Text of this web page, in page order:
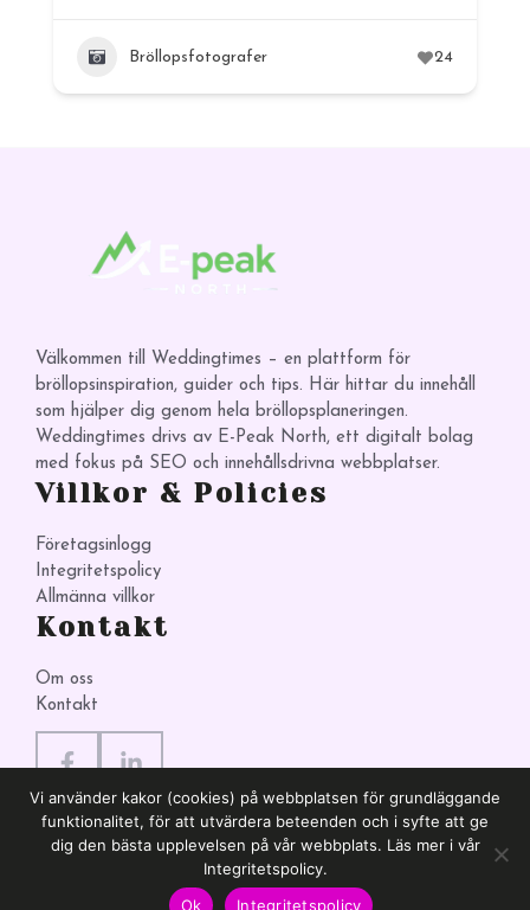
Bröllopsfotografer 24
Välkommen till Weddingtimes – en plattform för
bröllopsinspiration, guider och tips. Här hittar du innehåll
som hjälper dig genom hela bröllopsplaneringen.
Weddingtimes drivs av E-Peak North, ett digitalt bolag
med fokus på SEO och innehållsdrivna webbplatser.
Villkor & Policies
Företagsinlogg
Integritetspolicy
Allmänna villkor
Kontakt
Om oss
Kontakt
© 2026 Weddingtimes. Allt och ändå mer om bröllop.
Vi använder kakor (cookies) på webbplatsen för grundläggande
funktionalitet, för att utvärdera beteenden och i syfte att ge
dig den bästa upplevelsen på vår webbplats. Läs mer i vår
Integritetspolicy.
Ok
Integritetspolicy